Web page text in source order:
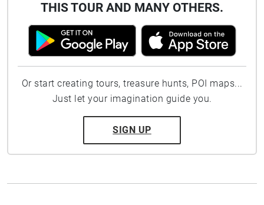
THIS TOUR AND MANY OTHERS.
Or start creating tours, treasure hunts, POI maps...
Just let your imagination guide you.
SIGN UP